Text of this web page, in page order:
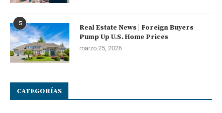
5
Real Estate News | Foreign Buyers
Pump Up U.S. Home Prices
marzo 25, 2026
CATEGORÍAS